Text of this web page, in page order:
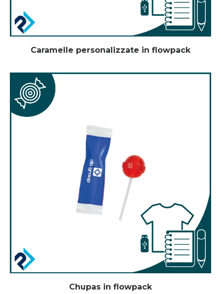
Caramelle personalizzate in flowpack
Chupas in flowpack